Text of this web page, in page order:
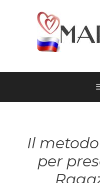
Il metodo
per